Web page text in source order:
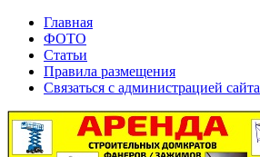
Главная
ФОТО
Статьи
Правила размещения
Связаться с администрацией сайта